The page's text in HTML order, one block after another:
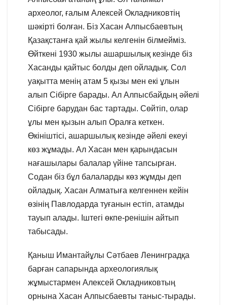
археолог, ғалым Алексей Окладниковтің
шәкірті болған. Біз Хасан Алпысбаевтың
Қазақстанға қай жылы келгенін білмейміз.
Өйткені 1930 жылы ашаршылық кезінде біз
Хасанды қайтыс болды деп ойладық. Сол
уақытта менің атам 5 қызы мен екі ұлын
алып Сібірге барады. Ал Алпысбайдың әйелі
Сібірге барудан бас тартады. Сөйтіп, олар
ұлы мен қызын алып Оралға кеткен.
Өкініштісі, ашаршылық кезінде әйелі екеуі
көз жұмады. Ал Хасан мен қарындасын
нағашылары балалар үйіне тапсырған.
Содан біз бұл балаларды көз жұмды деп
ойладық. Хасан Алматыға келгеннен кейін
өзінің Павлодарда туғанын естіп, атамды
тауып алады. Іштегі өкпе-ренішін айтып
табысады.
Қаныш Имантайұлы Сәтбаев Ленинградқа
барған сапарында археологиялық
жұмыстармен Алексей Окладниковтың
орнына Хасан Алпысбаевты таныс-тырады.